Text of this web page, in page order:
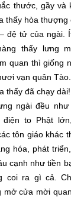
thước, gầy và
thấy hòa thượng
đệ tửcủa ngài.
thấy lưng
quan thì giống
vạn quân
thấy đã chạy
ngài đều
to Phật
tôn giáokhác
hóa, phát triển,
cạnh như tiền
coi ra gì cả.
mở cửa mời